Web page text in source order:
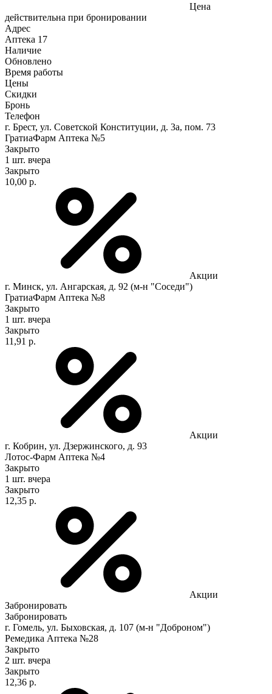
Цена
действительна при бронировании
Адрес
Аптека 17
Наличие
Обновлено
Время работы
Цены
Скидки
Бронь
Телефон
г. Брест, ул. Советской Конституции, д. 3а, пом. 73
ГратиаФарм Аптека №5
Закрыто
1 шт. вчера
Закрыто
10,00 р.
Акции
г. Минск, ул. Ангарская, д. 92 (м-н "Соседи")
ГратиаФарм Аптека №8
Закрыто
1 шт. вчера
Закрыто
11,91 р.
Акции
г. Кобрин, ул. Дзержинского, д. 93
Лотос-Фарм Аптека №4
Закрыто
1 шт. вчера
Закрыто
12,35 р.
Акции
Забронировать
Забронировать
г. Гомель, ул. Быховская, д. 107 (м-н "Доброном")
Ремедика Аптека №28
Закрыто
2 шт. вчера
Закрыто
12,36 р.